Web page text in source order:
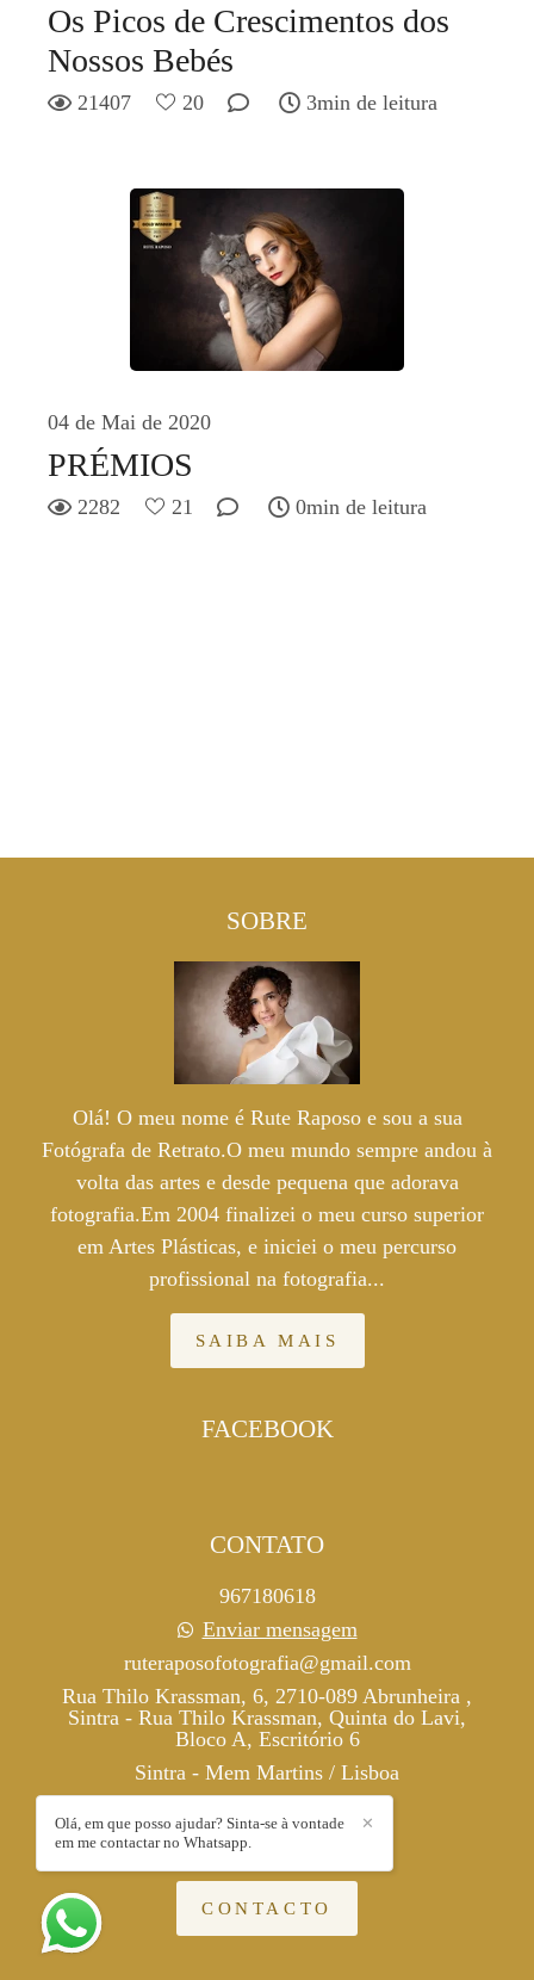
Os Picos de Crescimentos dos
Nossos Bebés
21407 20 3min de leitura
04 de Mai de 2020
PRÉMIOS
2282 21 0min de leitura
SOBRE
Olá! O meu nome é Rute Raposo e sou a sua
Fotógrafa de Retrato.O meu mundo sempre andou à
volta das artes e desde pequena que adorava
fotografia.Em 2004 finalizei o meu curso superior
em Artes Plásticas, e iniciei o meu percurso
profissional na fotografia...
SAIBA MAIS
FACEBOOK
CONTATO
967180618
Enviar mensagem
ruteraposofotografia@gmail.com
Rua Thilo Krassman, 6, 2710-089 Abrunheira ,
Sintra - Rua Thilo Krassman, Quinta do Lavi,
Bloco A, Escritório 6
Sintra - Mem Martins / Lisboa
CONTACTO
✕
Olá, em que posso ajudar? Sinta-se à vontade
em me contactar no Whatsapp.